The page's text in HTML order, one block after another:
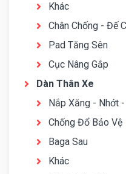
Khác
Chân Chống - Đế
Pad Tăng Sên
Cục Nâng Gắp
Dàn Thân Xe
Nắp Xăng - Nhớt
Chống Đổ Bảo Vệ
Baga Sau
Khác